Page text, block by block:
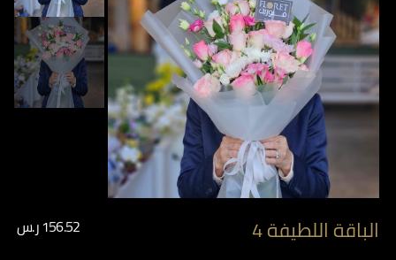
الباقة اللطيفة 4 156.52ر.س